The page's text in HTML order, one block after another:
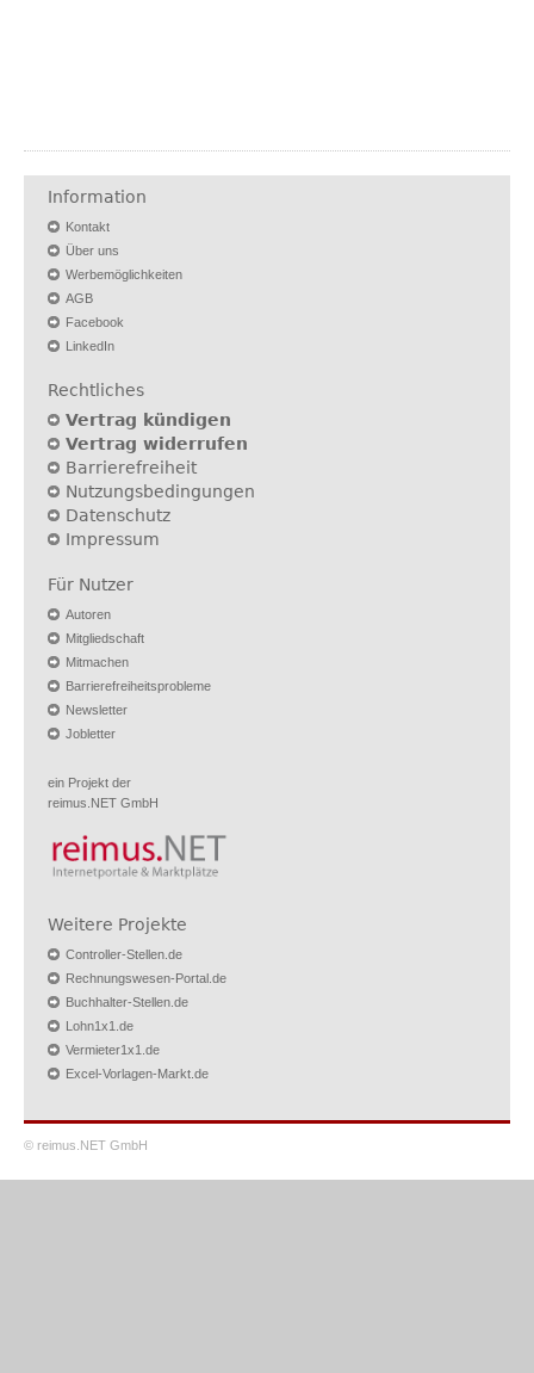
Information
Kontakt
Über uns
Werbemöglichkeiten
AGB
Facebook
LinkedIn
Rechtliches
Vertrag kündigen
Vertrag widerrufen
Barrierefreiheit
Nutzungsbedingungen
Datenschutz
Impressum
Für Nutzer
Autoren
Mitgliedschaft
Mitmachen
Barrierefreiheitsprobleme
Newsletter
Jobletter
ein Projekt der
reimus.NET GmbH
Weitere Projekte
Controller-Stellen.de
Rechnungswesen-Portal.de
Buchhalter-Stellen.de
Lohn1x1.de
Vermieter1x1.de
Excel-Vorlagen-Markt.de
© reimus.NET GmbH